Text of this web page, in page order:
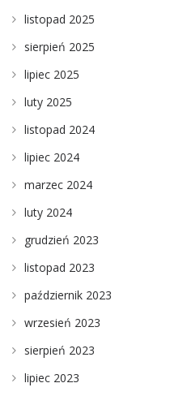
listopad 2025
sierpień 2025
lipiec 2025
luty 2025
listopad 2024
lipiec 2024
marzec 2024
luty 2024
grudzień 2023
listopad 2023
październik 2023
wrzesień 2023
sierpień 2023
lipiec 2023